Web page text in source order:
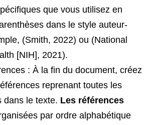
que vous utilisez en
dans le style auteur-
(Smith, 2022) ou (National
[NIH], 2021).
: À la fin du document, créez
reprenant toutes les
dans le texte. Les références
par ordre alphabétique